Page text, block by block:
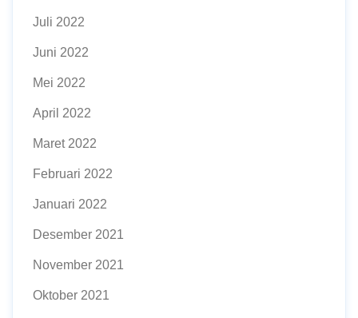
Juli 2022
Juni 2022
Mei 2022
April 2022
Maret 2022
Februari 2022
Januari 2022
Desember 2021
November 2021
Oktober 2021